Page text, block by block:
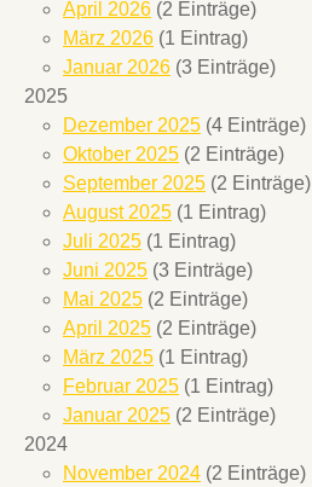
April 2026 (2 Einträge)
März 2026 (1 Eintrag)
Januar 2026 (3 Einträge)
2025
Dezember 2025 (4 Einträge)
Oktober 2025 (2 Einträge)
September 2025 (2 Einträge)
August 2025 (1 Eintrag)
Juli 2025 (1 Eintrag)
Juni 2025 (3 Einträge)
Mai 2025 (2 Einträge)
April 2025 (2 Einträge)
März 2025 (1 Eintrag)
Februar 2025 (1 Eintrag)
Januar 2025 (2 Einträge)
2024
November 2024 (2 Einträge)